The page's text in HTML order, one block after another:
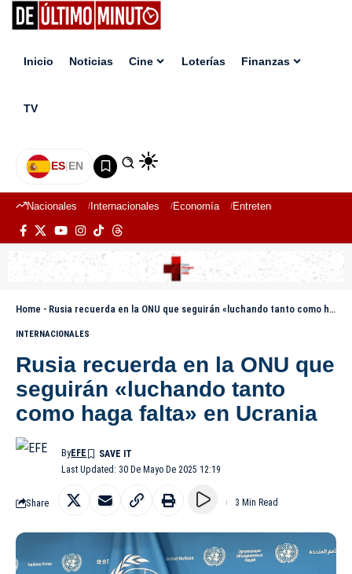
Inicio Noticias Cine Loterías Finanzas
TV
ES|EN
Nacionales Internacionales Economía Entretenimiento
Home - Rusia recuerda en la ONU que seguirán «luchando tanto como haga falta» en Ucrania
INTERNACIONALES
Rusia recuerda en la ONU que
seguirán «luchando tanto
como haga falta» en Ucrania
Last Updated: 30 De Mayo De 2025 12:19
ByEFE
Share 3 Min Read